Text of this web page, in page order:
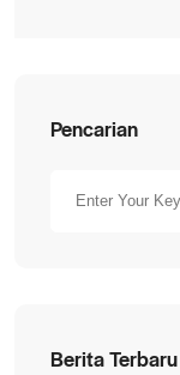
Pencarian
Berita Terbaru